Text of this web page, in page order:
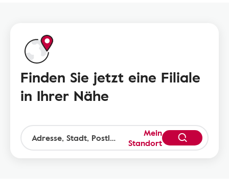
Finden Sie jetzt eine Filiale
in Ihrer Nähe
Mein
Standort